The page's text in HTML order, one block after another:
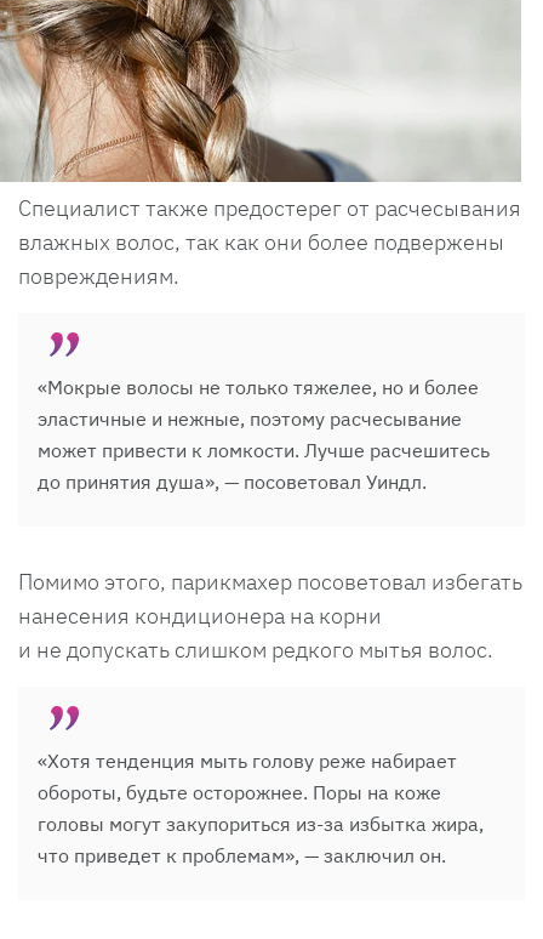
Специалист также предостерег от расчесывания
влажных волос, так как они более подвержены
повреждениям.
«Мокрые волосы не только тяжелее, но и более
эластичные и нежные, поэтому расчесывание
может привести к ломкости. Лучше расчешитесь
до принятия душа», — посоветовал Уиндл.
Помимо этого, парикмахер посоветовал избегать
нанесения кондиционера на корни
и не допускать слишком редкого мытья волос.
«Хотя тенденция мыть голову реже набирает
обороты, будьте осторожнее. Поры на коже
головы могут закупориться из-за избытка жира,
что приведет к проблемам», — заключил он.